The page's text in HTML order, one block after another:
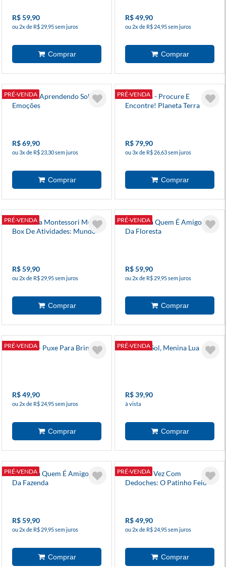
R$ 59,90
ou 2x de R$ 29,95 sem juros
R$ 49,90
ou 2x de R$ 24,95 sem juros
PRÉ-VENDA
Disney - Aprendendo Sobre
Emoções
R$ 69,90
ou 3x de R$ 23,30 sem juros
PRÉ-VENDA
Lanterna - Procure E
Encontre! Planeta Terra
R$ 79,90
ou 3x de R$ 26,63 sem juros
PRÉ-VENDA
Escolinha Montessori Meu P
Box De Atividades: Mundo
R$ 59,90
ou 2x de R$ 29,95 sem juros
PRÉ-VENDA
Adivinha Quem É Amigos
Da Floresta
R$ 59,90
ou 2x de R$ 29,95 sem juros
PRÉ-VENDA
Ratinho - Puxe Para Brincar
R$ 49,90
ou 2x de R$ 24,95 sem juros
PRÉ-VENDA
Menina Sol, Menina Lua
R$ 39,90
à vista
PRÉ-VENDA
Adivinha Quem É Amigos
Da Fazenda
R$ 59,90
ou 2x de R$ 29,95 sem juros
PRÉ-VENDA
Era Uma Vez Com
Dedoches: O Patinho Feio
R$ 49,90
ou 2x de R$ 24,95 sem juros